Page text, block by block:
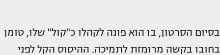
בסיום הסרטון, בו הוא פונה לקהלו כ"קול" שלו, טומן
בחובו בקשה מרומזת לתמיכה. ההיסוס הקל לפני